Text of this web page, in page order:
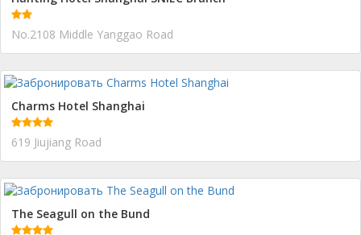
No.2108 Middle Yanggao Road
Charms Hotel Shanghai
619 Jiujiang Road
The Seagull on the Bund